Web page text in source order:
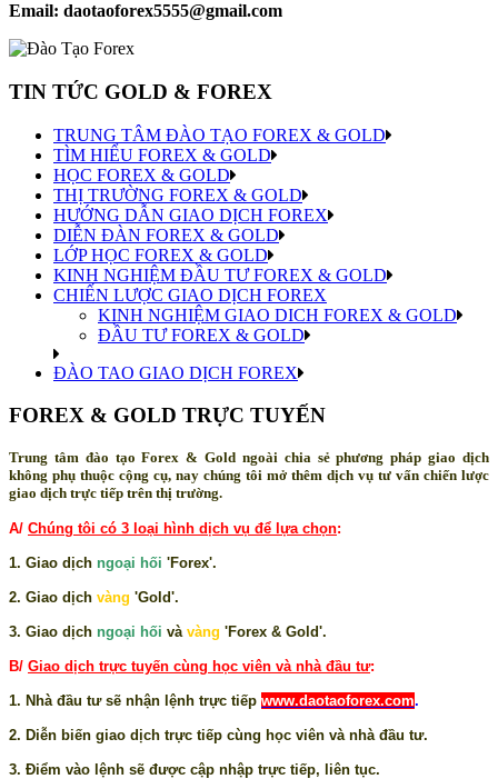
Email: daotaoforex5555@gmail.com
TIN TỨC GOLD & FOREX
TRUNG TÂM ĐÀO TẠO FOREX & GOLD
TÌM HIỂU FOREX & GOLD
HỌC FOREX & GOLD
THỊ TRƯỜNG FOREX & GOLD
HƯỚNG DẪN GIAO DỊCH FOREX
DIỄN ĐÀN FOREX & GOLD
LỚP HỌC FOREX & GOLD
KINH NGHIỆM ĐẦU TƯ FOREX & GOLD
CHIẾN LƯỢC GIAO DỊCH FOREX
KINH NGHIỆM GIAO DICH FOREX & GOLD
ĐẦU TƯ FOREX & GOLD
ĐÀO TAO GIAO DỊCH FOREX
FOREX & GOLD TRỰC TUYẾN
Trung tâm đào tạo Forex & Gold ngoài chia sẻ phương pháp giao dịch
không phụ thuộc cộng cụ, nay chúng tôi mở thêm dịch vụ tư vấn chiến lược
giao dịch trực tiếp trên thị trường.
A/ Chúng tôi có 3 loại hình dịch vụ để lựa chọn:
1. Giao dịch ngoại hối 'Forex'.
2. Giao dịch vàng 'Gold'.
3. Giao dịch ngoại hối và vàng 'Forex & Gold'.
B/ Giao dịch trực tuyến cùng học viên và nhà đầu tư:
1. Nhà đầu tư sẽ nhận lệnh trực tiếp www.daotaoforex.com.
2. Diễn biến giao dịch trực tiếp cùng học viên và nhà đầu tư.
3. Điểm vào lệnh sẽ được cập nhập trực tiếp, liên tục.